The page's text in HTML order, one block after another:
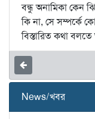
বন্ধু অনামিকা কেন
কি না, সে সম্পর্কে
বিস্তারিত কথা
News/খবর